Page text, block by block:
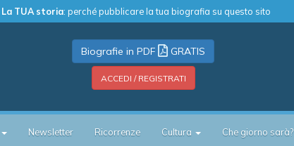
La TUA storia: perché pubblicare la tua biografia su questo sito
Biografie in PDF GRATIS
ACCEDI / REGISTRATI
Newsletter Ricorrenze Cultura Che giorno sarà?